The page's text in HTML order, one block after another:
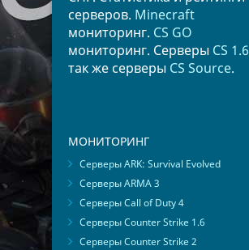
серверов. Minecraft
мониторинг. CS GO
мониторинг. Серверы CS 1.6
так же серверы CS Source.
МОНИТОРИНГ
Серверы ARK: Survival Evolved
Серверы ARMA 3
Серверы Call of Duty 4
Серверы Counter Strike 1.6
Серверы Counter Strike 2